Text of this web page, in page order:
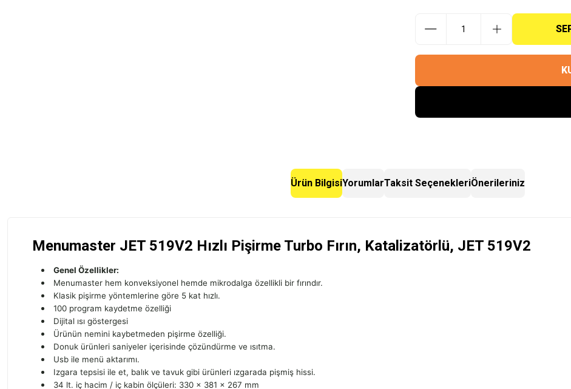
Ürün BilgisiYorumlarTaksit SeçenekleriÖnerileriniz
Menumaster JET 519V2 Hızlı Pişirme Turbo Fırın, Katalizatörlü, JET 519V2
Genel Özellikler:
Menumaster hem konveksiyonel hemde mikrodalga özellikli bir fırındır.
Klasik pişirme yöntemlerine göre 5 kat hızlı.
100 program kaydetme özelliği
Dijital ısı göstergesi
Ürünün nemini kaybetmeden pişirme özelliği.
Donuk ürünleri saniyeler içerisinde çözündürme ve ısıtma.
Usb ile menü aktarımı.
Izgara tepsisi ile et, balık ve tavuk gibi ürünleri ızgarada pişmiş hissi.
34 lt. iç hacim / iç kabin ölçüleri: 330 x 381 x 267 mm